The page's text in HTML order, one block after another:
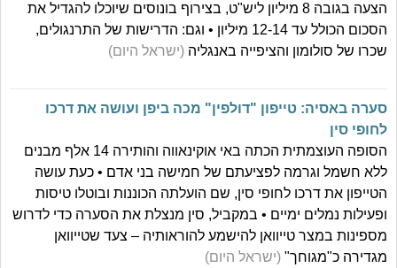
הצעה בגובה 8 מיליון ליש"ט, בצירוף בונוסים שיוכלו להגדיל את
הסכום הכולל עד 12-14 מיליון • וגם: הדרישות של התרנגולים,
שכרו של סולומון והציפייה באנגליה (ישראל היום)
סערה באסיה: טייפון "דולפין" מכה ביפן ועושה את דרכו
לחופי סין
הסופה העוצמתית הכתה באי אוקינאווה והותירה 14 אלף מבנים
ללא חשמל וגרמה לפציעתם של חמישה בני אדם • כעת עושה
הטייפון את דרכו לחופי סין, שם הועלתה הכוננות ובוטלו טיסות
ופעילות נמלים ימיים • במקביל, סין מנצלת את הסערה כדי לדרוש
מספינות במצר טייוואן להישמע להוראותיה – צעד שטייוואן
מגדירה כ"מגוחך" (ישראל היום)